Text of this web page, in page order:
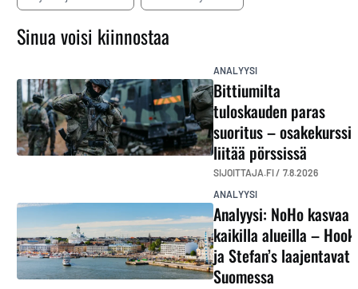
Sinua voisi kiinnostaa
ANALYYSI
Bittiumilta
tuloskauden paras
suoritus – osakekurssi
liitää pörssissä
SIJOITTAJA.FI / 7.8.2026
ANALYYSI
Analyysi: NoHo kasvaa
kaikilla alueilla – Hook
ja Stefan’s laajentavat
Suomessa